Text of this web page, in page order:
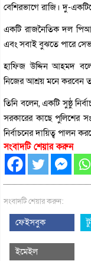
বেশিরভাগে রাজি। দু-
একটি রাজনৈতিক দল
এবং সবাই বুঝতে পারে
হাফিজ উদ্দিন আহমদ
নিজের আশ্রয় মনে করবেন
তিনি বলেন, একটি সুষ্ঠু
সরকারের কাছে পুলিশের
নির্বাচনের দায়িত্ব পালন
সংবাদটি শেয়ার করুন
সংবাদটি শেয়ার করুন:
ফেইসবুক
ইমেইল